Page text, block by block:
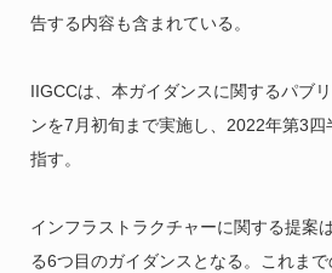
告する内容も含まれている。
IIGCCは、本ガイダンスに関するパブ
ンを7月初旬まで実施し、2022年第3四
指す。
インフラストラクチャーに関する提案
る6つ目のガイダンスとなる。これま